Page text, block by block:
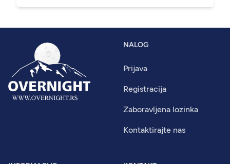
NALOG
Prijava
Registracija
Zaboravljena lozinka
Kontaktirajte nas